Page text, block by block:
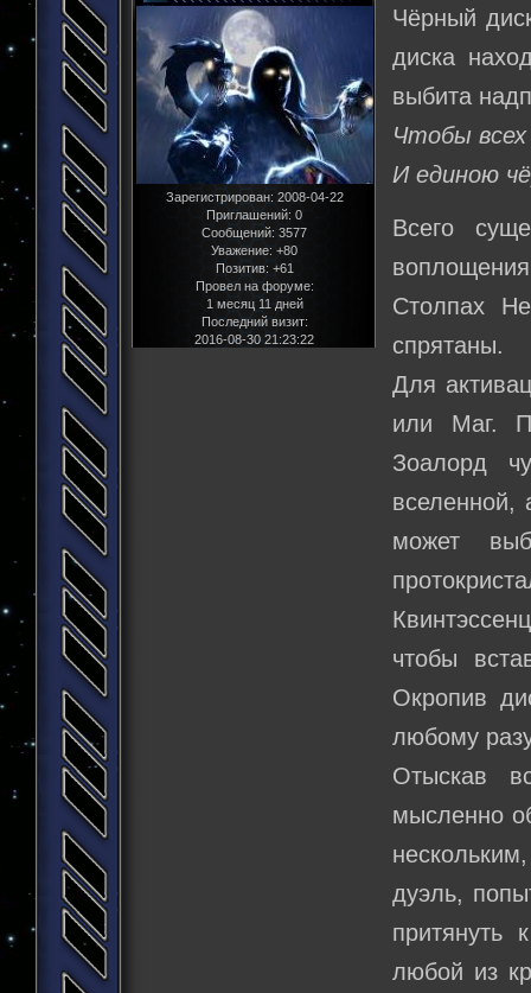
Зарегистрирован: 2008-04-22
Приглашений: 0
Сообщений: 3577
Уважение: +80
Позитив: +61
Провел на форуме:
1 месяц 11 дней
Последний визит:
2016-08-30 21:23:22
Чёрный
диска
выбита
Чтобы
И единою
Всего
Столпах
спрятаны.
Для
или Маг.
Зоалорд
вселенной,
может
чтобы
Окропив
любому
Отыскав
мысленно
дуэль,
притянуть
любой из